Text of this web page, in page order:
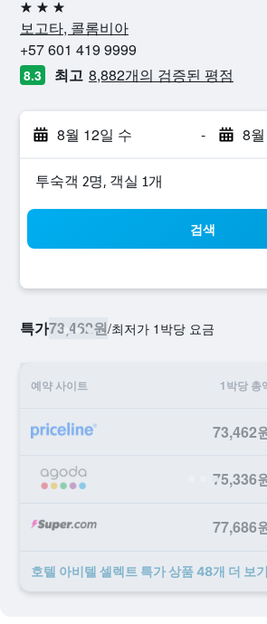
3성급
보고타, 콜롬비아
+57 601 419 9999
8.3 최고 8,882개의 검증된 평점
8월 12일 수 - 8
​투숙객 2​명, ​객실 1개
검색
특가73,462원/​최저가 1박당 요금
예약 사이트 1박당 총
73,462
75,336
77,686
호텔 아비텔 셀렉트 ​특가 ​상품 48개 ​더 ​보기